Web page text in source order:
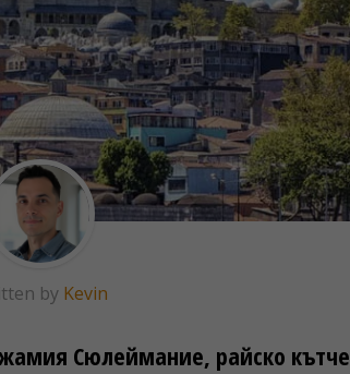
by Kevin
Сюлеймание, райско кътче